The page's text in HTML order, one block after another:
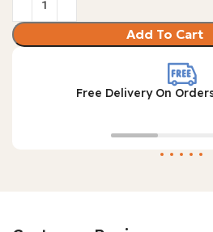
Add To Cart
Free Delivery On